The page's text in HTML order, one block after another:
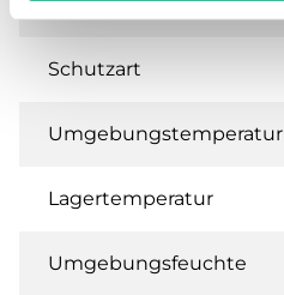
Schutzart
Umgebungstemperatur
Lagertemperatur
Umgebungsfeuchte